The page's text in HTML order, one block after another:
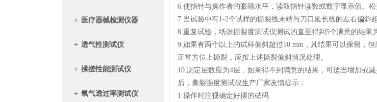
+ 医疗器械检测仪器
+ 透气性测试仪
+ 揉搓性能测试仪
+ 氧气透过率测试仪
6.使指针与操作者的眼睛水平，读取指针读数或数字显示值。
7.当试验中有1-2个试样的撕裂线末端与刀口延长线的左右偏斜
8.重复试验，纸张撕裂度测试仪测试的直至得到5个满意的结果
9.如果有两个以上的试样偏斜超过10 mm，其结果可以保留，
正常方位上撕裂，应按上述撕裂偏斜情况处理。
10.测定层数应为4层，如果得不到满意的结果，可适当增加或
后，撕裂强度测试仪生产厂家友情提示：
1.操作时注视确定好摆的砝码